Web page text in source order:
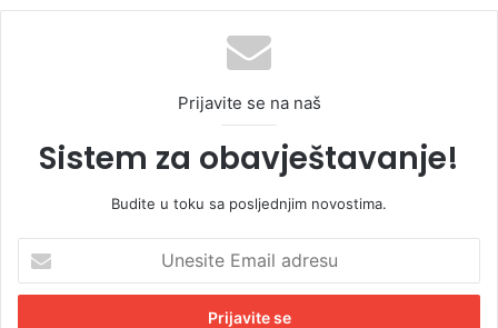
Prijavite se na naš
Sistem za obavještavanje!
Budite u toku sa posljednjim novostima.
e